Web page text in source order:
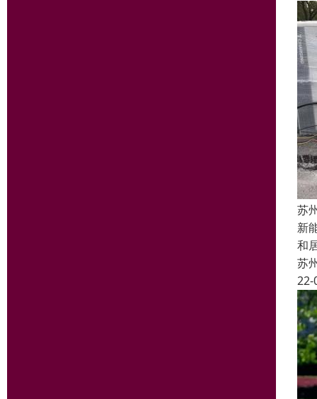
苏
新
和
苏
22-